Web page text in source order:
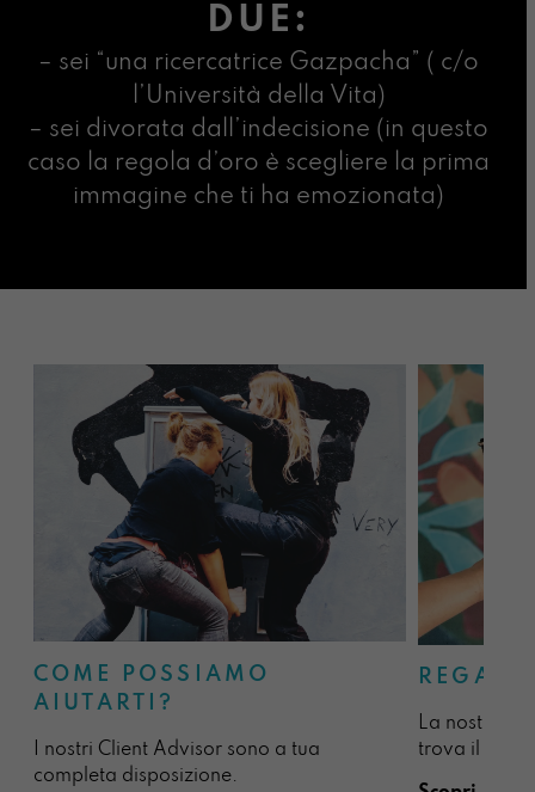
DUE:
– sei “una ricercatrice Gazpacha” ( c/o
l’Università della Vita)
– sei divorata dall’indecisione (in questo
caso la regola d’oro è scegliere la prima
immagine che ti ha emozionata)
COME POSSIAMO
AIUTARTI?
I nostri Client Advisor sono a tua
completa disposizione.
La nostra
trova il